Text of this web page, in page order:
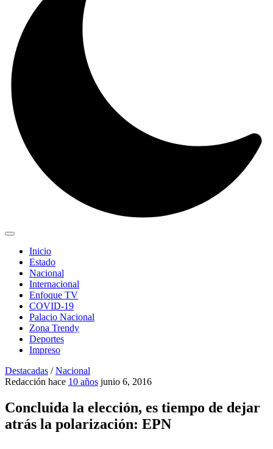
Inicio
Estado
Nacional
Internacional
Enfoque TV
COVID-19
Palacio Nacional
Zona Trendy
Deportes
Impreso
Destacadas /Nacional
Redacción hace 10 años junio 6, 2016
Concluida la elección, es tiempo de dejar
atrás la polarización: EPN